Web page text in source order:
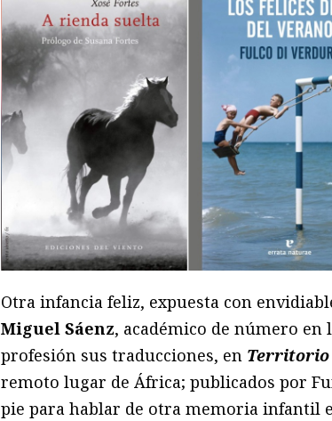
Otra infancia feliz, expuesta con
Miguel Sáenz, académico de número en
profesión sus traducciones, en Territorio
remoto lugar de África; publicados por
pie para hablar de otra memoria infantil